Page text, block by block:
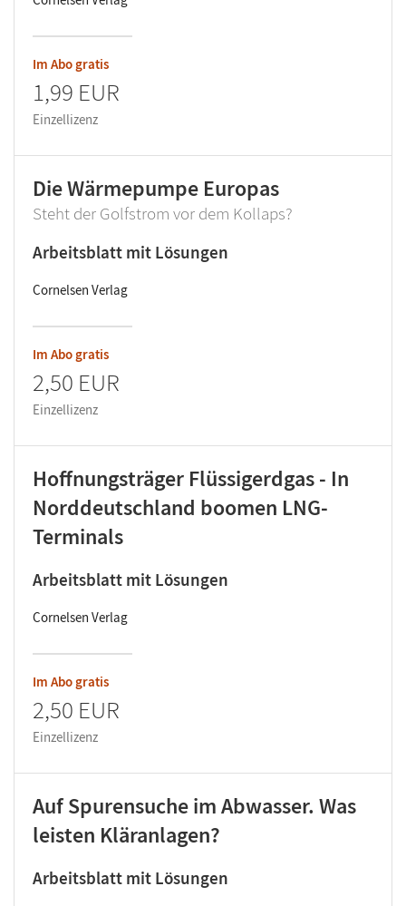
Im Abo gratis
1,99 EUR
Einzellizenz
Die Wärmepumpe Europas
Steht der Golfstrom vor dem Kollaps?
Arbeitsblatt mit Lösungen
Cornelsen Verlag
Im Abo gratis
2,50 EUR
Einzellizenz
Hoffnungsträger Flüssigerdgas - In
Norddeutschland boomen LNG-
Terminals
Arbeitsblatt mit Lösungen
Cornelsen Verlag
Im Abo gratis
2,50 EUR
Einzellizenz
Auf Spurensuche im Abwasser. Was
leisten Kläranlagen?
Arbeitsblatt mit Lösungen